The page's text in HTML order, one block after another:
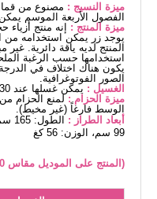
ميزة النسيج : مصنوع من
الفصول الأربعة الموسم
ميزة المنتج : إنه منتج
يوجد زر يمكن استخدامه من
المنتج لديه ياقة دائرية.
استخدامها حسب الرغبة
يكون هناك اختلاف في
الصور الفوتوغرافية.
الغسيل : يمكن غسلها عند 30 درجة دون كتابة. (غسيل دقيق)
ميزة الحزام : لمنع الحزام
الوسط فارغاً (غير مخيط).
أبعاد الطراز :
99 سم، الوزن: 56 كغ
(المنتج على الموديل مقاس 40).